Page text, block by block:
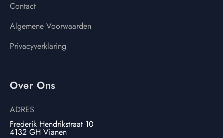
Contact
Algemene Voorwaarden
Privacyverklaring
Over Ons
ADRES
Frederik Hendrikstraat 10
4132 GH Vianen